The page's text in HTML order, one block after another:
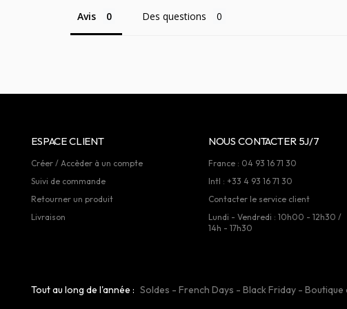
Avis Des questions
ESPACE CLIENT
Créer / Accèder à un compte
Suivi de commande
Retourner un produit
Livraison
NOUS CONTACTER 5J/7
France : 04 93 16 71 30
Intl : +33 4 93 16 71 30
Contacter le service client
Lundi - Vendredi : 10h00 - 12h30 /
14h - 17h30
Tout au long de l'année : Soldes - French Days - Black Friday - Boutique